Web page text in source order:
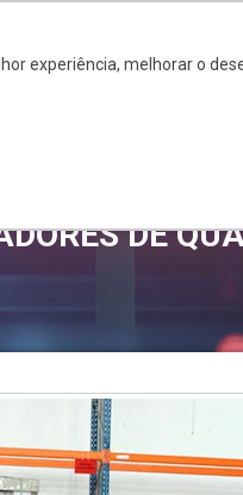
experiência, melhorar o
DE